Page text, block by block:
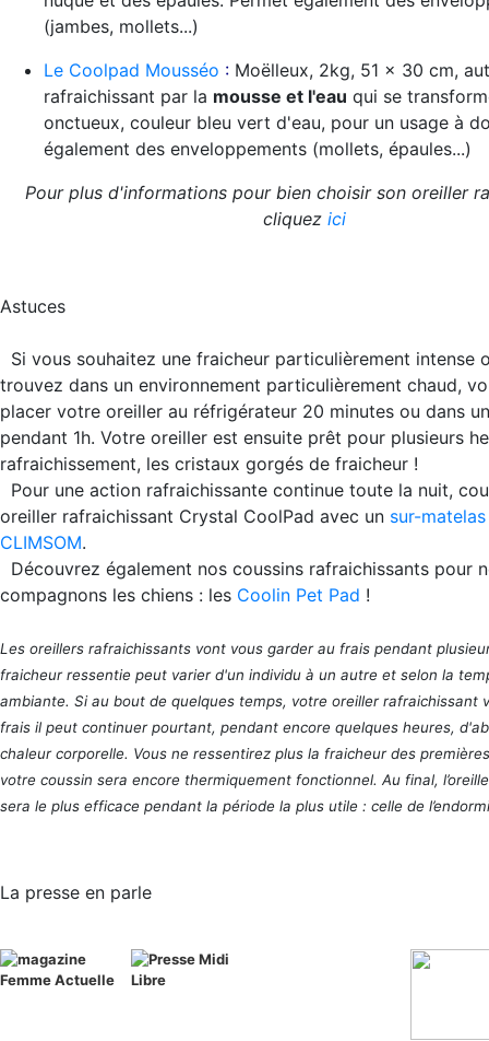
(jambes, mollets...)
Le Coolpad Mousséo : Moëlleux, 2kg, 51 x 30 cm,
rafraichissant par la mousse et l'eau qui se
onctueux, couleur bleu vert d'eau, pour un usage à
également des enveloppements (mollets, épaules...)
Pour plus d'informations pour bien choisir son oreiller
cliquez ici
Astuces
Si vous souhaitez une fraicheur particulièrement intense
trouvez dans un environnement particulièrement chaud,
placer votre oreiller au réfrigérateur 20 minutes ou dans
pendant 1h. Votre oreiller est ensuite prêt pour plusieurs
rafraichissement, les cristaux gorgés de fraicheur !
Pour une action rafraichissante continue toute la nuit,
oreiller rafraichissant Crystal CoolPad avec un sur-
CLIMSOM.
Découvrez également nos coussins rafraichissants pour
compagnons les chiens : les Coolin Pet Pad !
Les oreillers rafraichissants vont vous garder au frais pendant
fraicheur ressentie peut varier d'un individu à un autre et selon la
ambiante. Si au bout de quelques temps, votre oreiller rafraichissant
frais il peut continuer pourtant, pendant encore quelques heures,
chaleur corporelle. Vous ne ressentirez plus la fraicheur des
votre coussin sera encore thermiquement fonctionnel. Au final,
sera le plus efficace pendant la période la plus utile : celle de
La presse en parle